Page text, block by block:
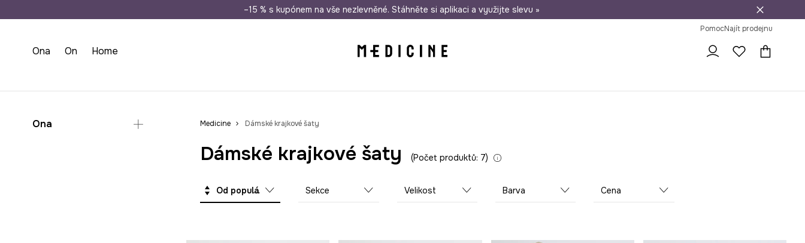
Doprava zdarma při nákupu nad 1 200 Kč Odeslání i do 24 hodin 30 dní na vrácení zboží
–15 % s kupónem na vše nezlevněné. Stáhněte si aplikaci a využijte slevu »
PomocNajít prodejnu
Ona On Home
Ona Medicine Dámské krajkové šaty
Dámské krajkové šaty Počet produktů: 7
Od populárních Sekce Velikost Barva Cena